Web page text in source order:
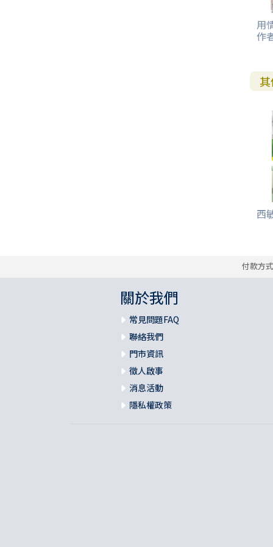
用
作
西
付款方
關於我們
常見問題FAQ
聯絡我們
門市資訊
徵人啟事
消息活動
隱私權政策